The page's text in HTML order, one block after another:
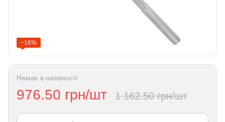
−16%
Немає в наявності
976.50 грн/шт 1 162.50 грн/шт